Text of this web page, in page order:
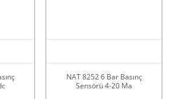
NAT 8252 6 Bar Basınç
Sensörü 4-20 Ma